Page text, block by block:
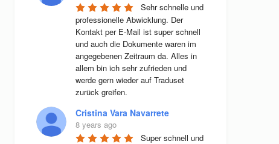
Sehr schnelle und
professionelle Abwicklung. Der
Kontakt per E-Mail ist super schnell
und auch die Dokumente waren im
angegebenen Zeitraum da. Alles in
allem bin ich sehr zufrieden und
werde gern wieder auf Traduset
zurück greifen.
Cristina Vara Navarrete
8 years ago
Super schnell und